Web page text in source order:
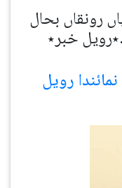
رونقاں بحال
خبر٭